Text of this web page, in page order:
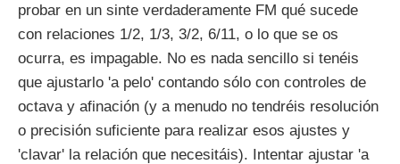
probar en un sinte verdaderamente FM qué sucede
con relaciones 1/2, 1/3, 3/2, 6/11, o lo que se os
ocurra, es impagable. No es nada sencillo si tenéis
que ajustarlo 'a pelo' contando sólo con controles de
octava y afinación (y a menudo no tendréis resolución
o precisión suficiente para realizar esos ajustes y
'clavar' la relación que necesitáis). Intentar ajustar 'a